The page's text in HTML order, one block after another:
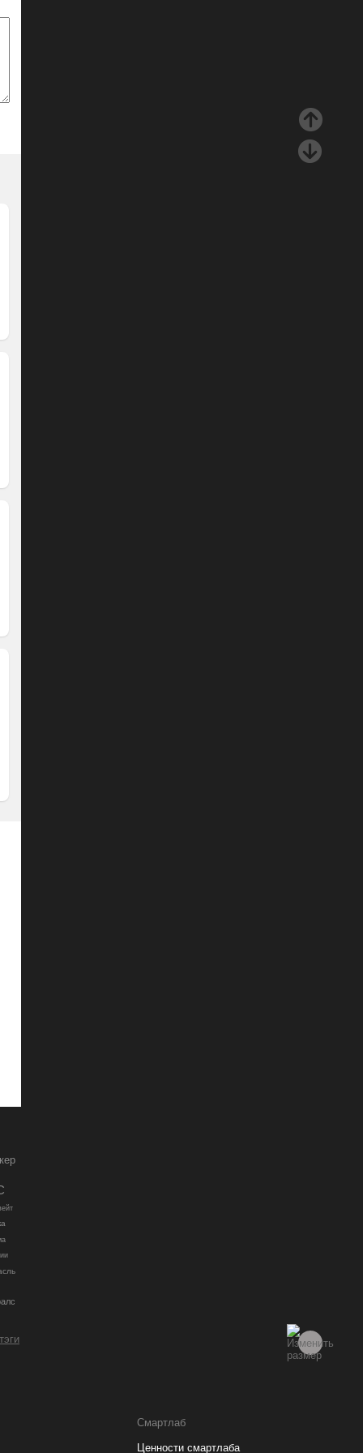
Смартлаб
Ценности смартлаба